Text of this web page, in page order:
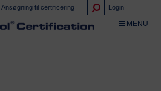
Ansøgning til certificering Login
TOGGLE
MENU